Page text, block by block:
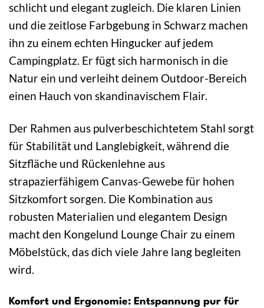
schlicht und elegant zugleich. Die klaren Linien
und die zeitlose Farbgebung in Schwarz machen
ihn zu einem echten Hingucker auf jedem
Campingplatz. Er fügt sich harmonisch in die
Natur ein und verleiht deinem Outdoor-Bereich
einen Hauch von skandinavischem Flair.
Der Rahmen aus pulverbeschichtetem Stahl sorgt
für Stabilität und Langlebigkeit, während die
Sitzfläche und Rückenlehne aus
strapazierfähigem Canvas-Gewebe für hohen
Sitzkomfort sorgen. Die Kombination aus
robusten Materialien und elegantem Design
macht den Kongelund Lounge Chair zu einem
Möbelstück, das dich viele Jahre lang begleiten
wird.
Komfort und Ergonomie: Entspannung pur für